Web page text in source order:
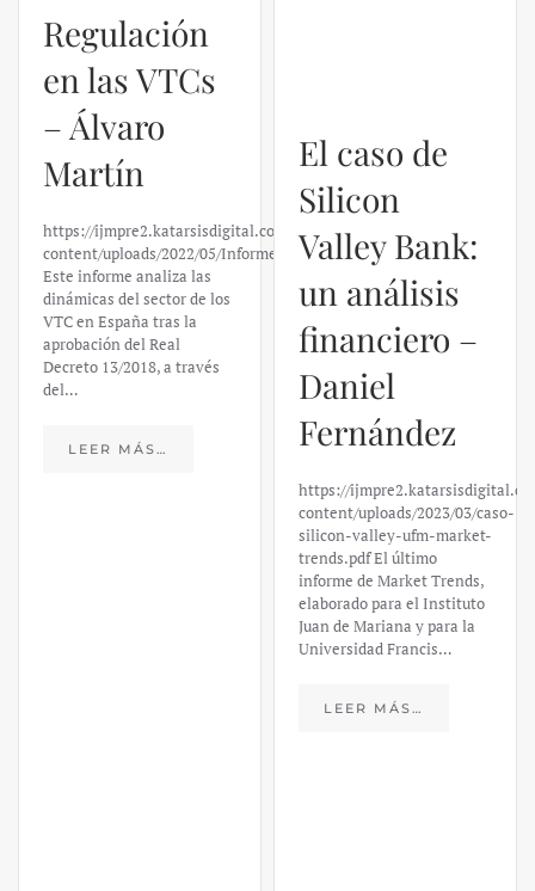
Regulación
en las VTCs
– Álvaro
Martín
https://ijmpre2.katarsisdigital.com/wp-
content/uploads/2022/05/Informe_sobre_las_VTC.pdf
Este informe analiza las
dinámicas del sector de los
VTC en España tras la
aprobación del Real
Decreto 13/2018, a través
del…
LEER MÁS…
un análisis
financiero –
Daniel
Fernández
https://
content/uploads/2023/03/caso-
silicon-valley-ufm-market-
trends.pdf El último
elaborado para el Instituto
Juan de Mariana y para la
Universidad Francis…
LEER MÁS…